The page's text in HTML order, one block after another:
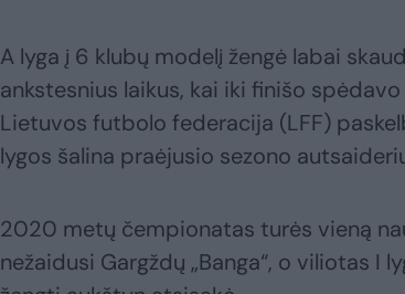
A lyga į 6 klubų modelį žengė labai
ankstesnius laikus, kai iki finišo
Lietuvos futbolo federacija (LFF)
lygos šalina praėjusio sezono
2020 metų čempionatas turės vieną
nežaidusi Gargždų „Banga“, o viliotas I